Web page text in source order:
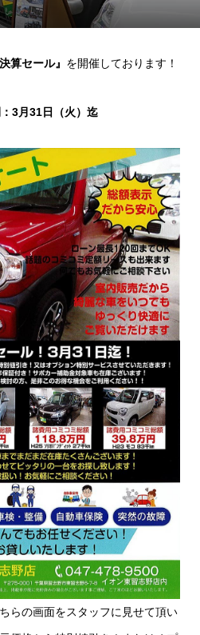
算セール』 を開催しております！
3月31日（火）迄
らの画面をスタッフに見せて頂い